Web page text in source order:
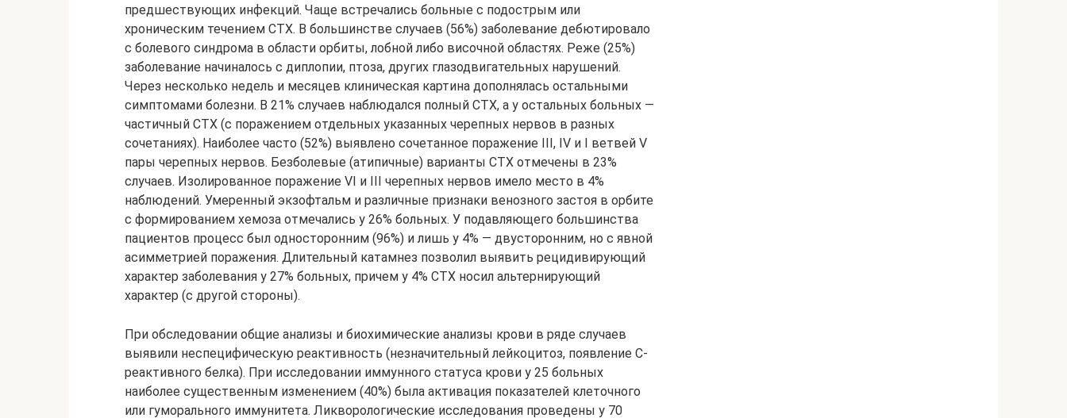
предшествующих инфекций. Чаще встречались больные с подострым или
хроническим течением СТХ. В большинстве случаев (56%) заболевание дебютировало
с болевого синдрома в области орбиты, лобной либо височной областях. Реже (25%)
заболевание начиналось с диплопии, птоза, других глазодвигательных нарушений.
Через несколько недель и месяцев клиническая картина дополнялась остальными
симптомами болезни. В 21% случаев наблюдался полный СТХ, а у остальных больных —
частичный СТХ (с поражением отдельных указанных черепных нервов в разных
сочетаниях). Наиболее часто (52%) выявлено сочетанное поражение III, IV и I ветвей V
пары черепных нервов. Безболевые (атипичные) варианты СТХ отмечены в 23%
случаев. Изолированное поражение VI и III черепных нервов имело место в 4%
наблюдений. Умеренный экзофтальм и различные признаки венозного застоя в орбите
с формированием хемоза отмечались у 26% больных. У подавляющего большинства
пациентов процесс был односторонним (96%) и лишь у 4% — двусторонним, но с явной
асимметрией поражения. Длительный катамнез позволил выявить рецидивирующий
характер заболевания у 27% больных, причем у 4% СТХ носил альтернирующий
характер (с другой стороны).
При обследовании общие анализы и биохимические анализы крови в ряде случаев
выявили неспецифическую реактивность (незначительный лейкоцитоз, появление С-
реактивного белка). При исследовании иммунного статуса крови у 25 больных
наиболее существенным изменением (40%) была активация показателей клеточного
или гуморального иммунитета. Ликворологические исследования проведены у 70